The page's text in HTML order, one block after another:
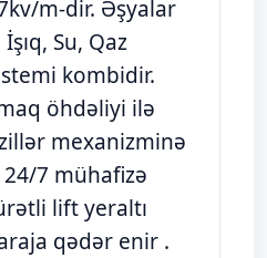
m-dir. Əşyalar
Su, Qaz
kombidir.
öhdəliyi ilə
mexanizminə
7 mühafizə
lift yeraltı
qədər enir .